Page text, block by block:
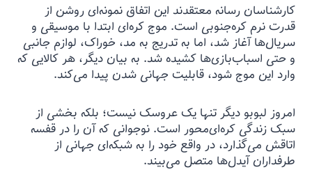
کارشناسان رسانه معتقدند این اتفاق نمونه‌ای روشن از
قدرت نرم کره‌جنوبی است. موج کره‌ای ابتدا با موسیقی و
سریال‌ها آغاز شد، اما به تدریج به مد، خوراک، لوازم جانبی
و حتی اسباب‌بازی‌ها کشیده شد. به بیان دیگر، هر کالایی که
وارد این موج شود، قابلیت جهانی شدن پیدا می‌کند.
امروز لبوبو دیگر تنها یک عروسک نیست؛ بلکه بخشی از
سبک زندگی کره‌ای‌محور است. نوجوانی که آن را در قفسه
اتاقش می‌گذارد، در واقع خود را به شبکه‌ای جهانی از
طرفداران آیدل‌ها متصل می‌بیند.